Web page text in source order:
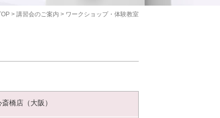
> 講習会のご案内 > ワークショップ・体験教室
橋店（大阪）